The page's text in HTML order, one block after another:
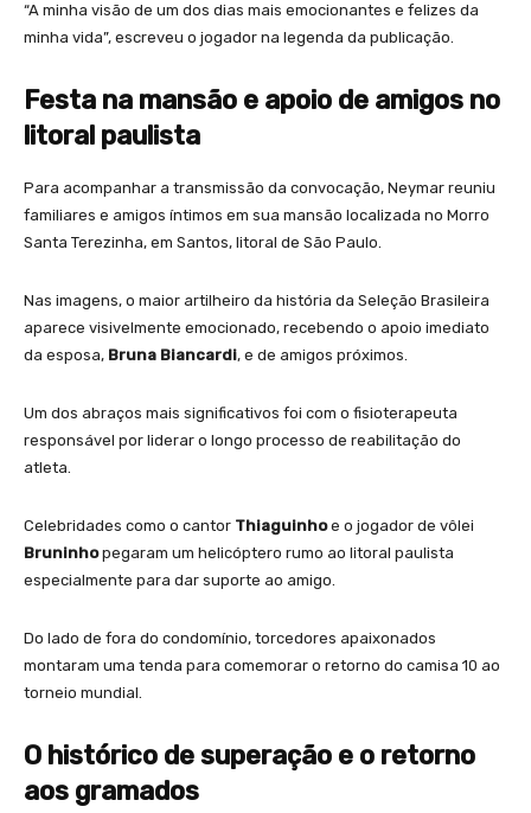
“A minha visão de um dos dias mais emocionantes e felizes da
minha vida”, escreveu o jogador na legenda da publicação.
Festa na mansão e apoio de amigos no
litoral paulista
Para acompanhar a transmissão da convocação, Neymar reuniu
familiares e amigos íntimos em sua mansão localizada no Morro
Santa Terezinha, em Santos, litoral de São Paulo.
Nas imagens, o maior artilheiro da história da Seleção Brasileira
aparece visivelmente emocionado, recebendo o apoio imediato
da esposa, Bruna Biancardi, e de amigos próximos.
Um dos abraços mais significativos foi com o fisioterapeuta
responsável por liderar o longo processo de reabilitação do
atleta.
Celebridades como o cantor Thiaguinhoe o jogador de vôlei
Bruninhopegaram um helicóptero rumo ao litoral paulista
especialmente para dar suporte ao amigo.
Do lado de fora do condomínio, torcedores apaixonados
montaram uma tenda para comemorar o retorno do camisa 10 ao
torneio mundial.
O histórico de superação e o retorno
aos gramados